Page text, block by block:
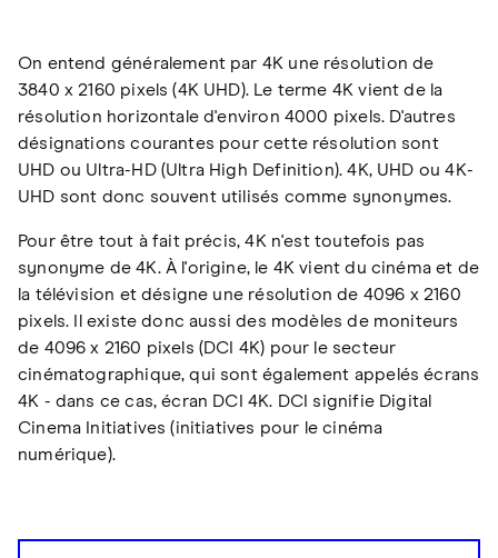
On entend généralement par 4K une résolution de
3840 x 2160 pixels (4K UHD). Le terme 4K vient de la
résolution horizontale d'environ 4000 pixels. D'autres
désignations courantes pour cette résolution sont
UHD ou Ultra-HD (Ultra High Definition). 4K, UHD ou 4K-
UHD sont donc souvent utilisés comme synonymes.
Pour être tout à fait précis, 4K n'est toutefois pas
synonyme de 4K. À l'origine, le 4K vient du cinéma et de
la télévision et désigne une résolution de 4096 x 2160
pixels. Il existe donc aussi des modèles de moniteurs
de 4096 x 2160 pixels (DCI 4K) pour le secteur
cinématographique, qui sont également appelés écrans
4K - dans ce cas, écran DCI 4K. DCI signifie Digital
Cinema Initiatives (initiatives pour le cinéma
numérique).